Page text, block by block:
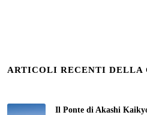
ARTICOLI RECENTI DELLA
Il Ponte di Akashi